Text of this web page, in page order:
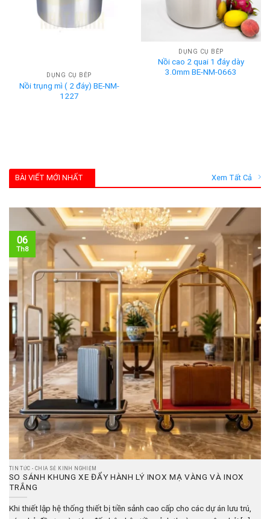
DỤNG CỤ BẾP
Nồi trụng mì ( 2 đáy) BE-NM-
1227
DỤNG CỤ BẾP
Nồi cao 2 quai 1 đáy dày
3.0mm BE-NM-0663
BÀI VIẾT MỚI NHẤT Xem Tất Cả
TIN TỨC - CHIA SẺ KINH NGHIỆM
SO SÁNH KHUNG XE ĐẨY HÀNH LÝ INOX MẠ VÀNG VÀ INOX
TRẮNG
Khi thiết lập hệ thống thiết bị tiền sảnh cao cấp cho các dự án lưu trú,
06
Th8